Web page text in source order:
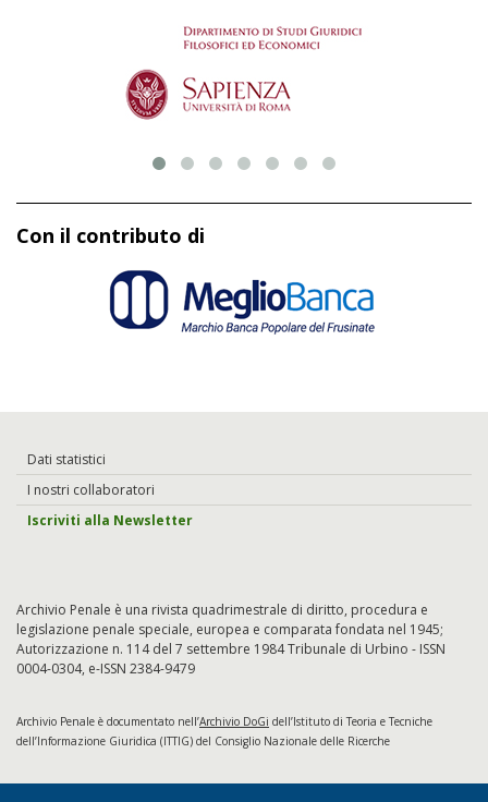
Con il contributo di
Dati statistici
I nostri collaboratori
Iscriviti alla Newsletter
Archivio Penale è una rivista quadrimestrale di diritto, procedura e
legislazione penale speciale, europea e comparata fondata nel 1945;
Autorizzazione n. 114 del 7 settembre 1984 Tribunale di Urbino - ISSN
0004-0304, e-ISSN 2384-9479
Archivio Penale è documentato nell’Archivio DoGi dell’Istituto di Teoria e Tecniche
dell’Informazione Giuridica (ITTIG) del Consiglio Nazionale delle Ricerche